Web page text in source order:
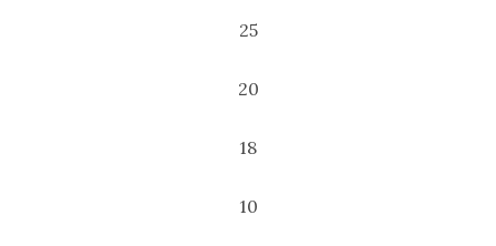
25
20
18
10